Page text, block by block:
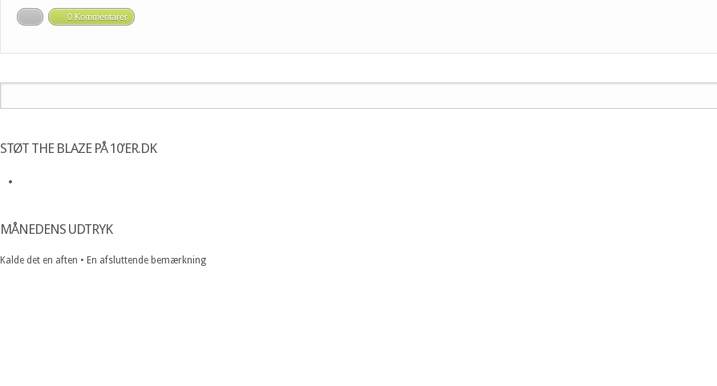
0 Kommentarer
STØT THE BLAZE PÅ 10’ER.DK
MÅNEDENS UDTRYK
Kalde det en aften • En afsluttende bemærkning